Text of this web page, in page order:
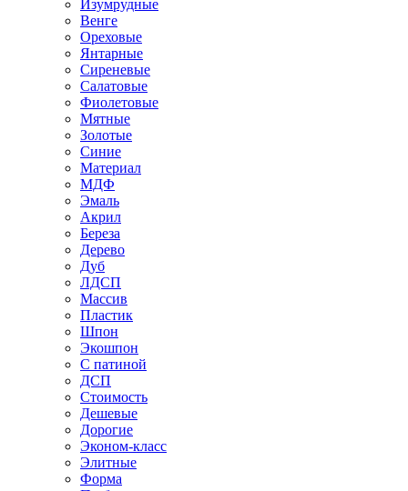
Изумрудные
Венге
Ореховые
Янтарные
Сиреневые
Салатовые
Фиолетовые
Мятные
Золотые
Синие
Материал
МДФ
Эмаль
Акрил
Береза
Дерево
Дуб
ЛДСП
Массив
Пластик
Шпон
Экошпон
С патиной
ДСП
Стоимость
Дешевые
Дорогие
Эконом-класс
Элитные
Форма